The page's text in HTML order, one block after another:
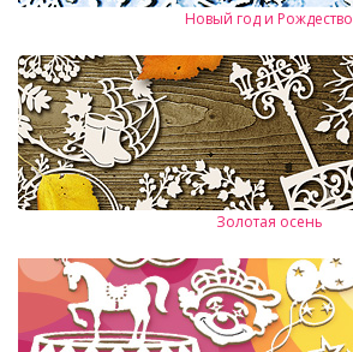
Новый год и Рождество
Золотая осень